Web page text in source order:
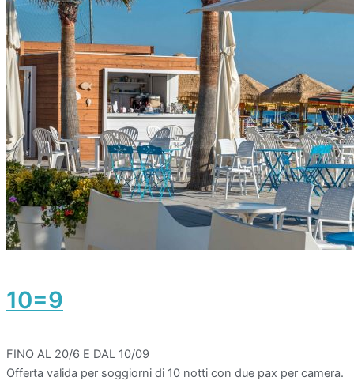
10=9
FINO AL 20/6 E DAL 10/09
Offerta valida per soggiorni di 10 notti con due pax per camera.